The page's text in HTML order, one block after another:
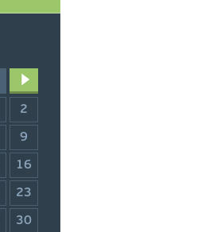
2
9
16
23
30